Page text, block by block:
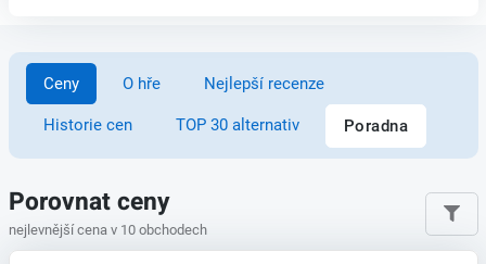
Ceny O hře Nejlepší recenze
Historie cen TOP 30 alternativ Poradna
Porovnat ceny
nejlevnější cena v 10 obchodech